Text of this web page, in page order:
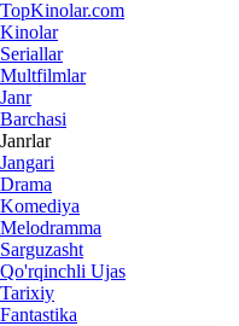
TopKinolar.com
Kinolar
Seriallar
Multfilmlar
Janr
Barchasi
Janrlar
Jangari
Drama
Komediya
Melodramma
Sarguzasht
Qo'rqinchli Ujas
Tarixiy
Fantastika